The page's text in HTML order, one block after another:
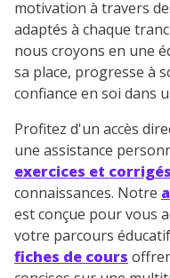
motivation à travers
adaptés à chaque
nous croyons en une
sa place, progresse à
confiance en soi dans
Profitez d'un accès
une assistance
exercices et corrigés
connaissances. Notre
est conçue pour vous
votre parcours
fiches de cours